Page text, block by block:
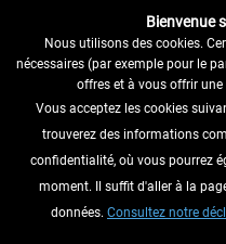
RENONCER AU CONTRAT ICI
INFORMATIONS
NE MANQUEZ PAS
Bienvenue
Nous utilisons des cookies.
nécessaires (par exemple pour le
offres et à vous offrir une
Vous acceptez les cookies
trouverez des informations
confidentialité, où vous pourrez
moment. Il suffit d'aller à la
données. Consultez notre